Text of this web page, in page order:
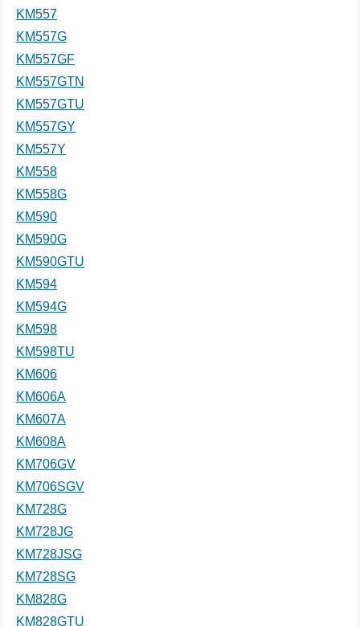
KM557
KM557G
KM557GF
KM557GTN
KM557GTU
KM557GY
KM557Y
KM558
KM558G
KM590
KM590G
KM590GTU
KM594
KM594G
KM598
KM598TU
KM606
KM606A
KM607A
KM608A
KM706GV
KM706SGV
KM728G
KM728JG
KM728JSG
KM728SG
KM828G
KM828GTU